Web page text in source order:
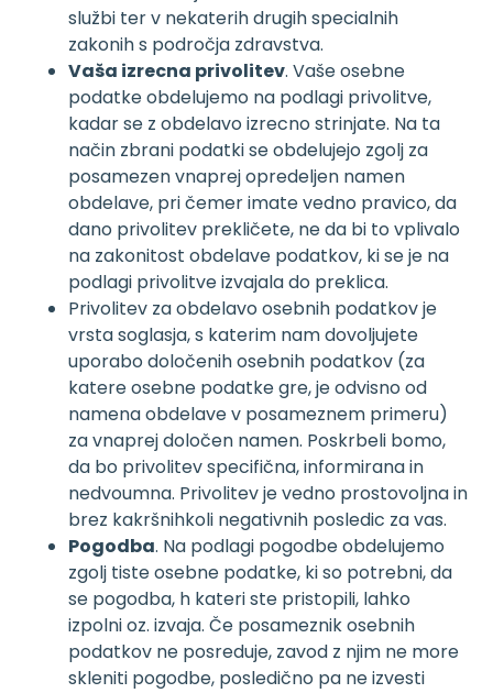
službi ter v nekaterih drugih specialnih
zakonih s področja zdravstva.
Vaša izrecna privolitev. Vaše osebne
podatke obdelujemo na podlagi privolitve,
kadar se z obdelavo izrecno strinjate. Na ta
način zbrani podatki se obdelujejo zgolj za
posamezen vnaprej opredeljen namen
obdelave, pri čemer imate vedno pravico, da
dano privolitev prekličete, ne da bi to vplivalo
na zakonitost obdelave podatkov, ki se je na
podlagi privolitve izvajala do preklica.
Privolitev za obdelavo osebnih podatkov je
vrsta soglasja, s katerim nam dovoljujete
uporabo določenih osebnih podatkov (za
katere osebne podatke gre, je odvisno od
namena obdelave v posameznem primeru)
za vnaprej določen namen. Poskrbeli bomo,
da bo privolitev specifična, informirana in
nedvoumna. Privolitev je vedno prostovoljna in
brez kakršnihkoli negativnih posledic za vas.
Pogodba. Na podlagi pogodbe obdelujemo
zgolj tiste osebne podatke, ki so potrebni, da
se pogodba, h kateri ste pristopili, lahko
izpolni oz. izvaja. Če posameznik osebnih
podatkov ne posreduje, zavod z njim ne more
skleniti pogodbe, posledično pa ne izvesti